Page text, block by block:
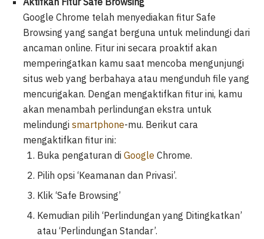
Google Chrome telah menyediakan fitur Safe
Browsing yang sangat berguna untuk melindungi dari
ancaman online. Fitur ini secara proaktif akan
memperingatkan kamu saat mencoba mengunjungi
situs web yang berbahaya atau mengunduh file yang
mencurigakan. Dengan mengaktifkan fitur ini, kamu
akan menambah perlindungan ekstra untuk
melindungi smartphone-mu. Berikut cara
mengaktifkan fitur ini:
Buka pengaturan di Google Chrome.
Pilih opsi ‘Keamanan dan Privasi’.
Klik ‘Safe Browsing’
Kemudian pilih ‘Perlindungan yang Ditingkatkan’
atau ‘Perlindungan Standar’.